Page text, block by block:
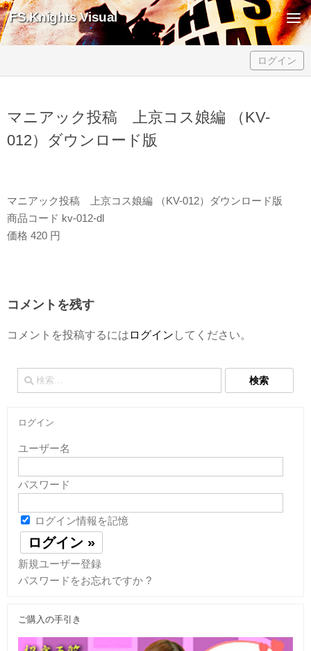
Skip to content
FS.Knights Visual
ログイン
マニアック投稿 上京コス娘編 （KV-
012）ダウンロード版
マニアック投稿 上京コス娘編 （KV-012）ダウンロード版
商品コード kv-012-dl
価格 420 円
コメントを残す
コメントを投稿するには ログイン してください。
検
索:
ログイン
ユーザー名
パスワード
ログイン情報を記憶
新規ユーザー登録
パスワードをお忘れですか ?
ご購入の手引き